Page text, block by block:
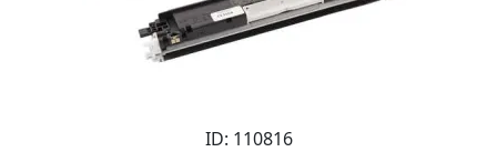
ID: 110816